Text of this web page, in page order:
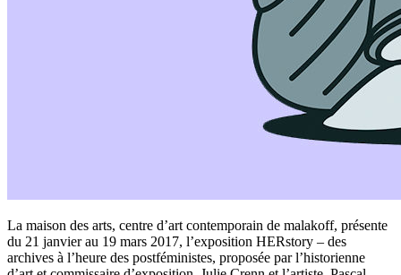
La maison des arts, centre d’art contemporain de malakoff, présente
du 21 janvier au 19 mars 2017, l’exposition HERstory – des
archives à l’heure des postféministes, proposée par l’historienne